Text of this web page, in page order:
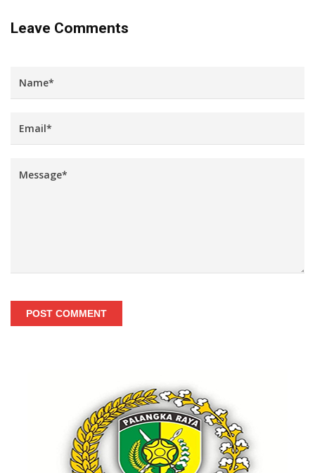
Leave Comments
POST COMMENT